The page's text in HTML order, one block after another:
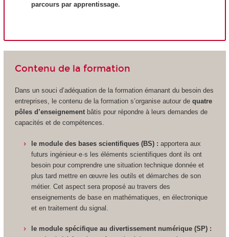
parcours par apprentissage.
Contenu de la formation
Dans un souci d’adéquation de la formation émanant du besoin des
entreprises, le contenu de la formation s’organise autour de quatre
pôles d’enseignementbâtis pour répondre à leurs demandes de
capacités et de compétences.
le module des bases scientifiques (BS) : apportera aux
futurs ingénieur·e·s les éléments scientifiques dont ils ont
besoin pour comprendre une situation technique donnée et
plus tard mettre en œuvre les outils et démarches de son
métier. Cet aspect sera proposé au travers des
enseignements de base en mathématiques, en électronique
et en traitement du signal.
le module spécifique au divertissement numérique (SP) :